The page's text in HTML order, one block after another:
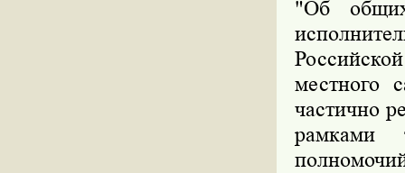
"Об общих
местного
частично
рамками